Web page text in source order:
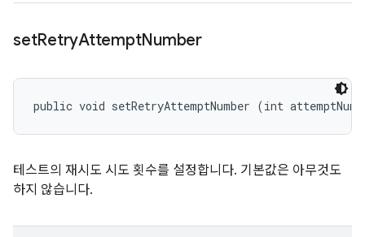
setRetryAttemptNumber
public void setRetryAttemptNumber (int
테스트의 재시도 시도 횟수를 설정합니다. 기본값은 아무것도
하지 않습니다.